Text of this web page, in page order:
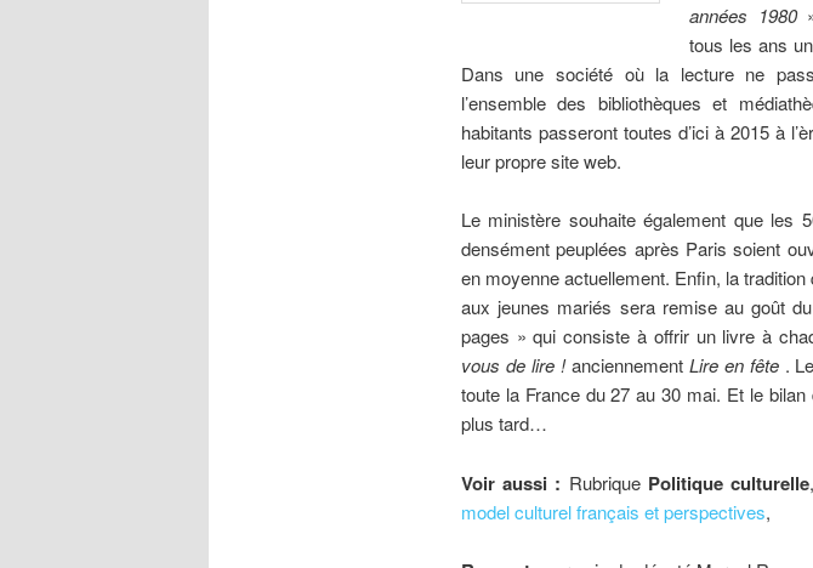
années 1980
tous les ans
Dans une société où la lecture ne
l’ensemble des bibliothèques et
habitants passeront toutes d’ici à 2015 à
leur propre site web.
Le ministère souhaite également que les
densément peuplées après Paris soient
en moyenne actuellement. Enfin, la
aux jeunes mariés sera remise au goût
pages » qui consiste à offrir un livre à
vous de lire !anciennement Lire en fête.
toute la France du 27 au 30 mai. Et le
plus tard…
Voir aussi : Rubrique Politique culturelle
model culturel français et perspectives,